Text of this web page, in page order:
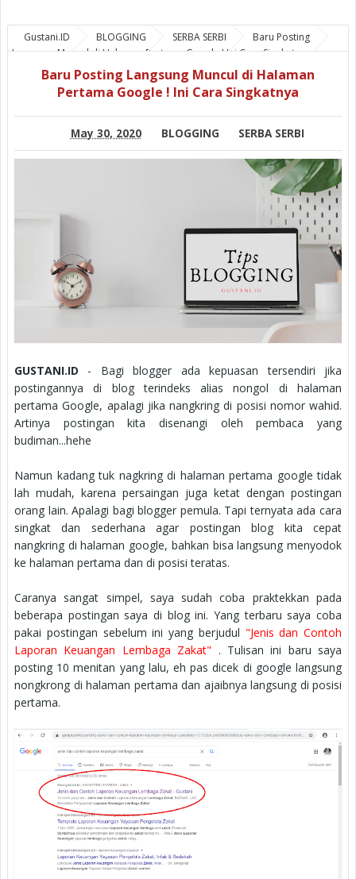
Gustani.ID BLOGGING SERBA SERBI
Baru Posting
Langsung Muncul di Halaman Pertama Google ! Ini Cara Singkatnya
Baru Posting Langsung Muncul di Halaman
Pertama Google ! Ini Cara Singkatnya
May 30, 2020 BLOGGING SERBA SERBI
GUSTANI.ID - Bagi blogger ada kepuasan tersendiri jika
postingannya di blog terindeks alias nongol di halaman
pertama Google, apalagi jika nangkring di posisi nomor wahid.
Artinya postingan kita disenangi oleh pembaca yang
budiman...hehe
Namun kadang tuk nagkring di halaman pertama google tidak
lah mudah, karena persaingan juga ketat dengan postingan
orang lain. Apalagi bagi blogger pemula. Tapi ternyata ada cara
singkat dan sederhana agar postingan blog kita cepat
nangkring di halaman google, bahkan bisa langsung menyodok
ke halaman pertama dan di posisi teratas.
Caranya sangat simpel, saya sudah coba praktekkan pada
beberapa postingan saya di blog ini. Yang terbaru saya coba
pakai postingan sebelum ini yang berjudul "Jenis dan Contoh
Laporan Keuangan Lembaga Zakat" . Tulisan ini baru saya
posting 10 menitan yang lalu, eh pas dicek di google langsung
nongkrong di halaman pertama dan ajaibnya langsung di posisi
pertama.